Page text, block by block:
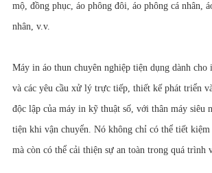
mộ, đồng phục, áo phông đôi, áo phông cá nhân,
nhân, v.v.
Máy in áo thun chuyên nghiệp tiện dụng dành cho
và các yêu cầu xử lý trực tiếp, thiết kế phát triển
độc lập của máy in kỹ thuật số, với thân máy siêu
tiện khi vận chuyển. Nó không chỉ có thể tiết
mà còn có thể cải thiện sự an toàn trong quá trình